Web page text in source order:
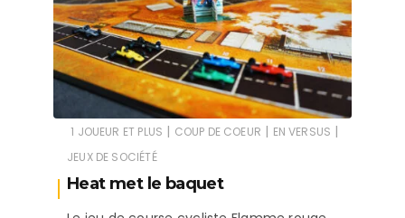
1 JOUEUR ET PLUS | COUP DE COEUR | EN VERSUS |
JEUX DE SOCIÉTÉ
Heat met le baquet